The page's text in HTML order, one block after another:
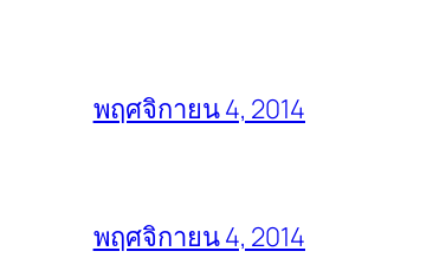
พฤศจิกายน 4, 2014
พฤศจิกายน 4, 2014